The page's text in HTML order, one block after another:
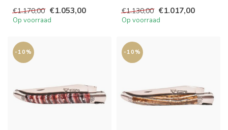
hoge kwaliteit...
€1.170,00 €1.053,00
Op voorraad
hoge kwaliteit...
€1.130,00 €1.017,00
Op voorraad
-10% -10%